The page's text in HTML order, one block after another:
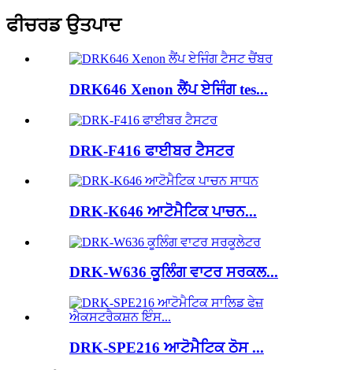
ਫੀਚਰਡ ਉਤਪਾਦ
DRK646 Xenon ਲੈਂਪ ਏਜਿੰਗ tes...
DRK-F416 ਫਾਈਬਰ ਟੈਸਟਰ
DRK-K646 ਆਟੋਮੈਟਿਕ ਪਾਚਨ...
DRK-W636 ਕੂਲਿੰਗ ਵਾਟਰ ਸਰਕਲ...
DRK-SPE216 ਆਟੋਮੈਟਿਕ ਠੋਸ ...